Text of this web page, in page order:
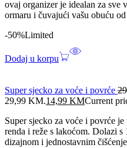
ovaj organizer je idealan za sve
ormaru i čuvajući vašu obuću od
-50%Limited
Dodaj u korpu
Super sjecko za voće i povrće
29,99 KM.14,99 KMCurrent
Super sjecko za voće i povrće
renda i reže s lakoćom. Dolazi
dizajnom i jednostavnim